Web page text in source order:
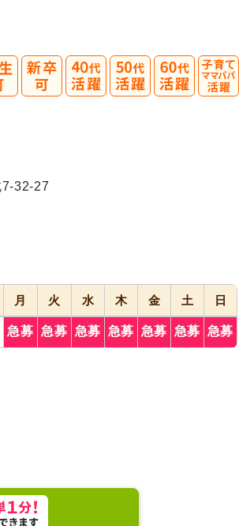
込むダイニングルームです。こちらで食事やコミ
す。
7-32-27
月 火 水 木 金 土 日
急募 急募 急募 急募 急募 急募 急募